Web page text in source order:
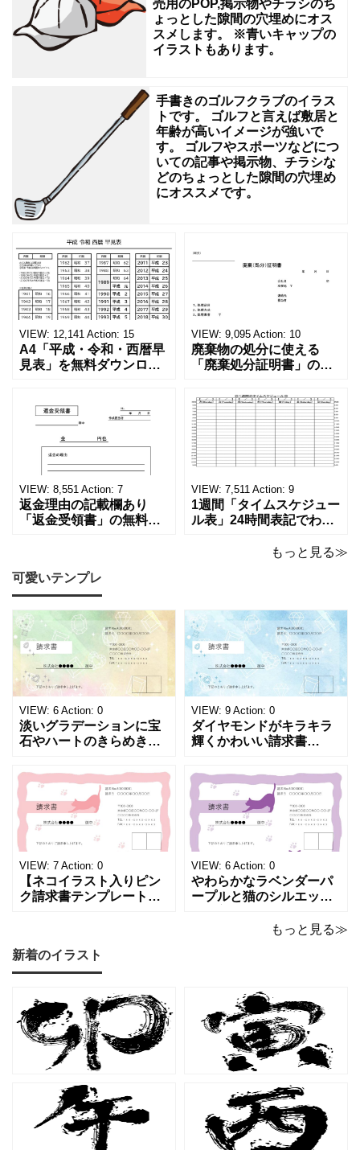
用
い
売用のPOP,掲示物やチラシのち
ょっとした隙間の穴埋めにオス
スメします。 ※青いキャップの
イラストもあります。
手書きのゴルフクラブのイラス
トです。 ゴルフと言えば敷居と
年齢が高いイメージが強いで
す。 ゴルフやスポーツなどにつ
いての記事や掲示物、チラシな
どのちょっとした隙間の穴埋め
にオススメです。
VIEW: 12,141 Action: 15
A4「平成・令和・西暦早
見表」を無料ダウンロー
る！印刷可能な一覧表！
印刷可能な平成・令和・
西暦早見表を無料ダウン
ロードでご利用いただけ
ます。 パソコンに保存し
ていただくか、A4サイズ
でコピーしてご
VIEW: 9,095 Action: 10
廃棄物の処分に使える
「廃棄処分証明書」の無
ーカーの代理店、回収業
者へおすすめ！(Excel・
Word・PDF)正しく廃棄
されたことを証明する書
類「廃棄処分証明書」の
テンプレートです。 量販
店や家電メーカーの代理
店、回収
VIEW: 8,551 Action: 7
返金理由の記載欄あり
「返金受領書」の無料テ
め！過払い･誤入金などが
発生した際にも使える、
モノクロでシンプルな
「返金領収書」のテンプ
レートとなります。 A4縦
型サイズで用紙に印
VIEW: 7,511 Action: 9
1週間「タイムスケジュー
ル表」24時間表記でわか
ト！A4横型ExcelやWord
表になります。 A4横型サ
イズの無料テンプレート
で、Excel・Wo
もっと見る≫
可愛いテンプレ
VIEW: 6 Action: 0
淡いグラデーションに宝
石やハートのきらめきを
チックな請求書雛形で
す。パステルピンクやラ
ベンダーの色彩がやわら
かな質感を生み出し、受
け取った相手の心をくす
ぐる特別な仕上がりとな
っています。 ハンドメイ
ド雑貨、コスメブラン
VIEW: 9 Action: 0
ダイヤモンドがキラキラ
輝くかわいい請求書
感あふれるライトブルー
背景に、ジュエルモチー
フを散りばめた煌びやか
な請求書素材です。清潔
感と高級感が同居するデ
ザインは、クライアント
に信頼感と華やかな印象
を同時に届けます
VIEW: 7 Action: 0
【ネコイラスト入りピン
ク請求書テンプレート
ーの猫デザイン請求書雛
形です。波打ちフレーム
シルエットや小さな肉球
モチーフが、ビジネス文
書にさりげない
VIEW: 6 Action: 0
やわらかなラベンダーパ
ープルと猫のシルエット
おしゃれな請求書フォー
出したいときにも活躍し
ます。 猫カフェやトリミ
ングサロン
もっと見る≫
新着のイラスト